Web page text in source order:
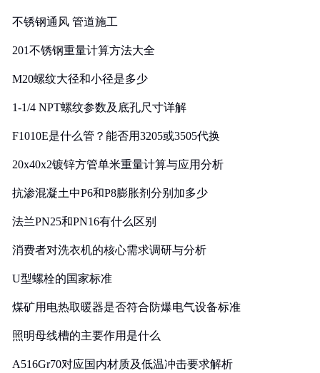
不锈钢通风 管道施工
201不锈钢重量计算方法大全
M20螺纹大径和小径是多少
1-1/4 NPT螺纹参数及底孔尺寸详解
F1010E是什么管？能否用3205或3505代换
20x40x2镀锌方管单米重量计算与应用分析
抗渗混凝土中P6和P8膨胀剂分别加多少
法兰PN25和PN16有什么区别
消费者对洗衣机的核心需求调研与分析
U型螺栓的国家标准
煤矿用电热取暖器是否符合防爆电气设备标准
照明母线槽的主要作用是什么
A516Gr70对应国内材质及低温冲击要求解析